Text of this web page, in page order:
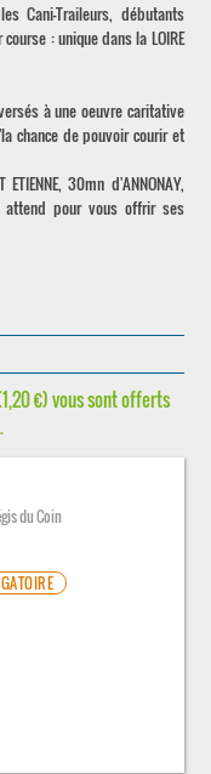
Cani-Traileurs, débutants
: unique dans la LOIRE
à une oeuvre caritative
chance de pouvoir courir et
30mn d'ANNONAY,
attend pour vous offrir ses
€) vous sont offerts
du Coin